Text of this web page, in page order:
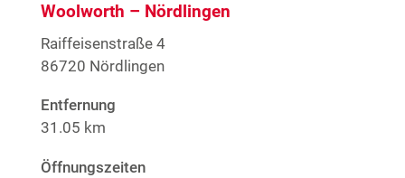
Woolworth – Nördlingen
Raiffeisenstraße 4
86720 Nördlingen
Entfernung
31.05 km
Öffnungszeiten